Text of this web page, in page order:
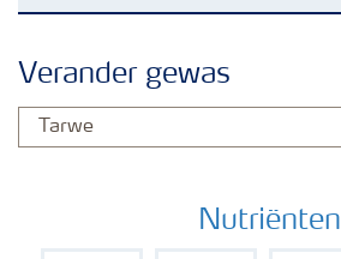
Gewassen
Verander gewas
Nutriënten